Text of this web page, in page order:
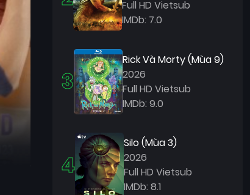
Full HD Vietsub
IMDb: 7.0
3
Rick Và Morty (Mùa 9)
2026
Full HD Vietsub
IMDb: 9.0
4
Silo (Mùa 3)
2026
Full HD Vietsub
IMDb: 8.1